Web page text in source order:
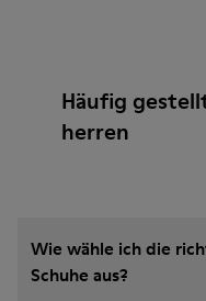
Häufig
herren
Wie wähle ich die
Schuhe aus?